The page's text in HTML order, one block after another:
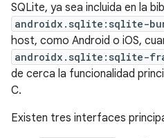
SQLite, ya sea incluida en la
androidx.sqlite:sqlite-
host, como Android o iOS,
androidx.sqlite:sqlite-
de cerca la funcionalidad
C.
Existen tres interfaces